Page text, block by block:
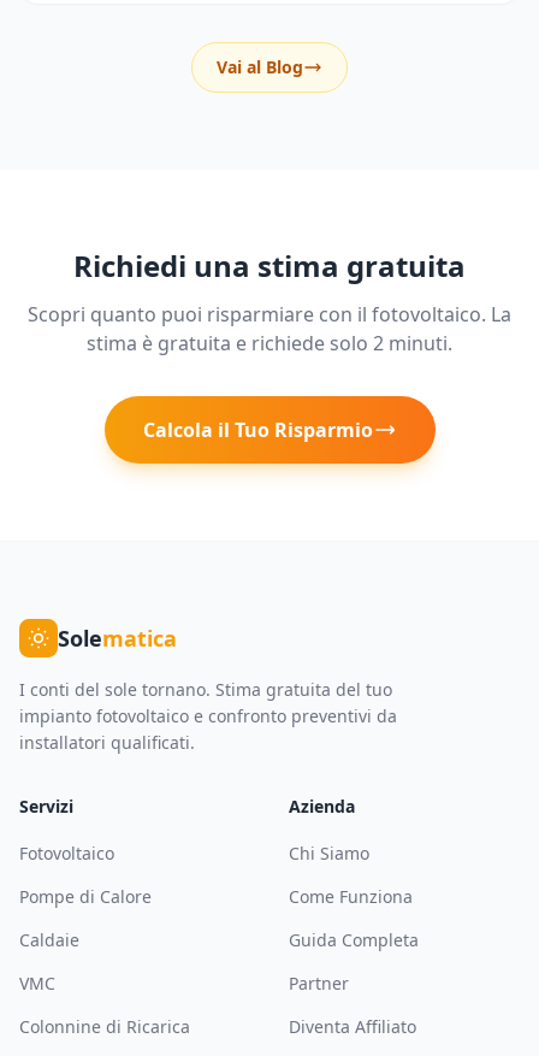
Vai al Blog
Richiedi una stima gratuita
Scopri quanto puoi risparmiare con il fotovoltaico. La
stima è gratuita e richiede solo 2 minuti.
Calcola il Tuo Risparmio
Solematica
I conti del sole tornano. Stima gratuita del tuo
impianto fotovoltaico e confronto preventivi da
installatori qualificati.
Servizi
Fotovoltaico
Pompe di Calore
Caldaie
VMC
Colonnine di Ricarica
Azienda
Chi Siamo
Come Funziona
Guida Completa
Partner
Diventa Affiliato